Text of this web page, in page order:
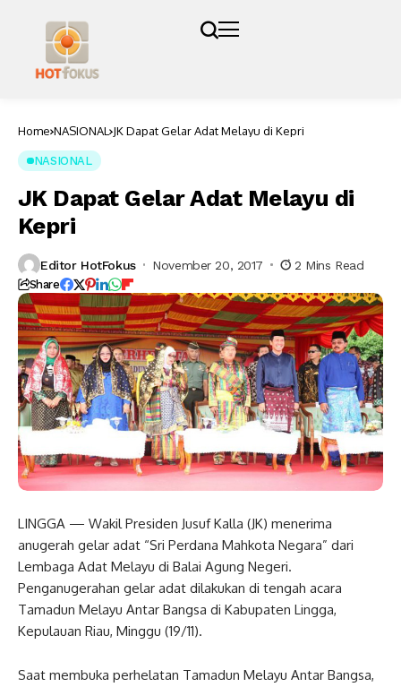
Home NASIONAL JK Dapat Gelar Adat Melayu di Kepri
NASIONAL
JK Dapat Gelar Adat Melayu di
Kepri
Editor HotFokus November 20, 2017 2 Mins Read
Share
LINGGA — Wakil Presiden Jusuf Kalla (JK) menerima
anugerah gelar adat “Sri Perdana Mahkota Negara” dari
Lembaga Adat Melayu di Balai Agung Negeri.
Penganugerahan gelar adat dilakukan di tengah acara
Tamadun Melayu Antar Bangsa di Kabupaten Lingga,
Kepulauan Riau, Minggu (19/11).
Saat membuka perhelatan Tamadun Melayu Antar Bangsa,